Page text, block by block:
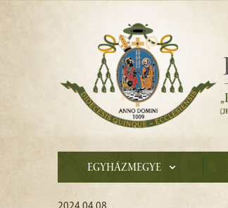
Egyházmegye